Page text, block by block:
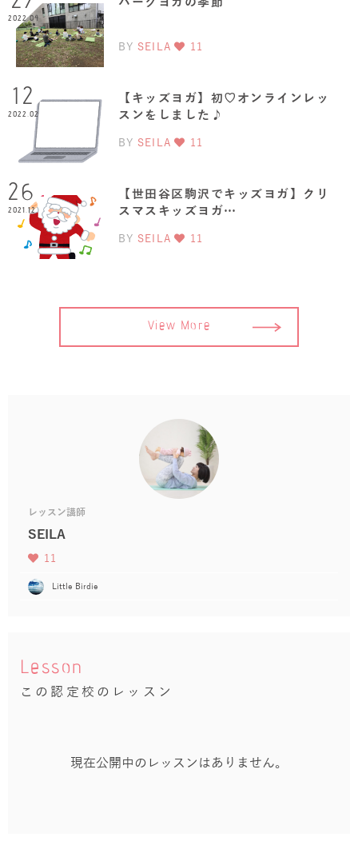
2022.04
BY SEILA 11
12
2022.02
【キッズヨガ】初♡オンラインレッ
スンをしました♪
BY SEILA 11
26
2021.12
【世田谷区駒沢でキッズヨガ】クリ
スマスキッズヨガ…
BY SEILA 11
View More
レッスン講師
SEILA
11
Little Birdie
Lesson
この認定校のレッスン
現在公開中のレッスンはありません。